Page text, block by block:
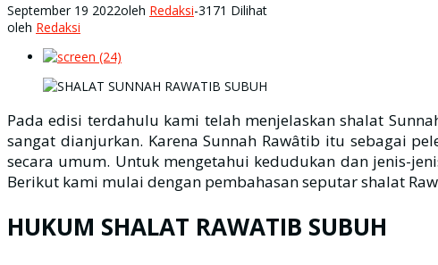
September 19 2022oleh Redaksi-3171 Dilihat
oleh Redaksi
Pada edisi terdahulu kami telah menjelaskan shalat
sangat dianjurkan. Karena Sunnah Rawâtib itu sebagai
secara umum. Untuk mengetahui kedudukan dan jenis-
Berikut kami mulai dengan pembahasan seputar shalat
HUKUM SHALAT RAWATIB SUBUH